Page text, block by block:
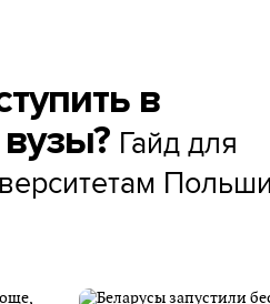
в
Гайд для